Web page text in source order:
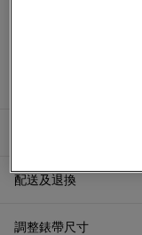
配送及退換
調整錶帶尺寸